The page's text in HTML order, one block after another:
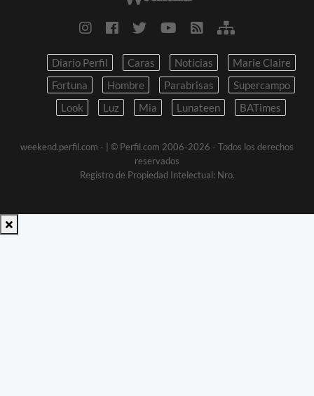
Diario Perfil Caras Noticias
Marie Claire
Fortuna
Hombre Parabrisas
Supercampo
Look
Luz Mia Lunateen BATimes
weekend.perfil.com -
| © Perfil.com 2006-2026 - Todos los derechos
reservados
Registro de Propiedad Intelectual: Nro.